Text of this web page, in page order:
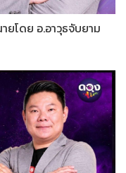
ยโดย อ.อาวุธจับยาม